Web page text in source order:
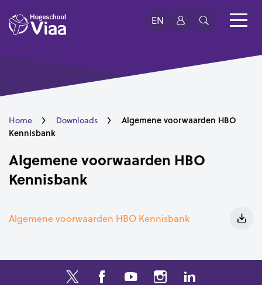
EN
Home Downloads
Algemene voorwaarden HBO
Kennisbank
Algemene voorwaarden HBO
Kennisbank
Algemene voorwaarden HBO Kennisbank